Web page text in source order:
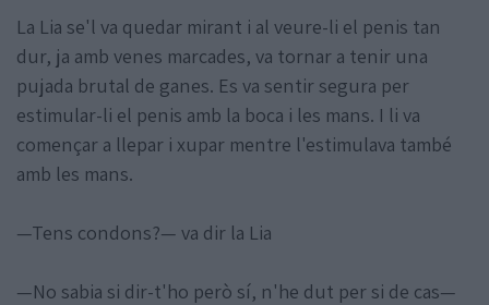
La Lia se'l va quedar mirant i al veure-li el penis tan
dur, ja amb venes marcades, va tornar a tenir una
pujada brutal de ganes. Es va sentir segura per
estimular-li el penis amb la boca i les mans. I li va
començar a llepar i xupar mentre l'estimulava també
amb les mans.
—Tens condons?— va dir la Lia
—No sabia si dir-t'ho però sí, n'he dut per si de cas—